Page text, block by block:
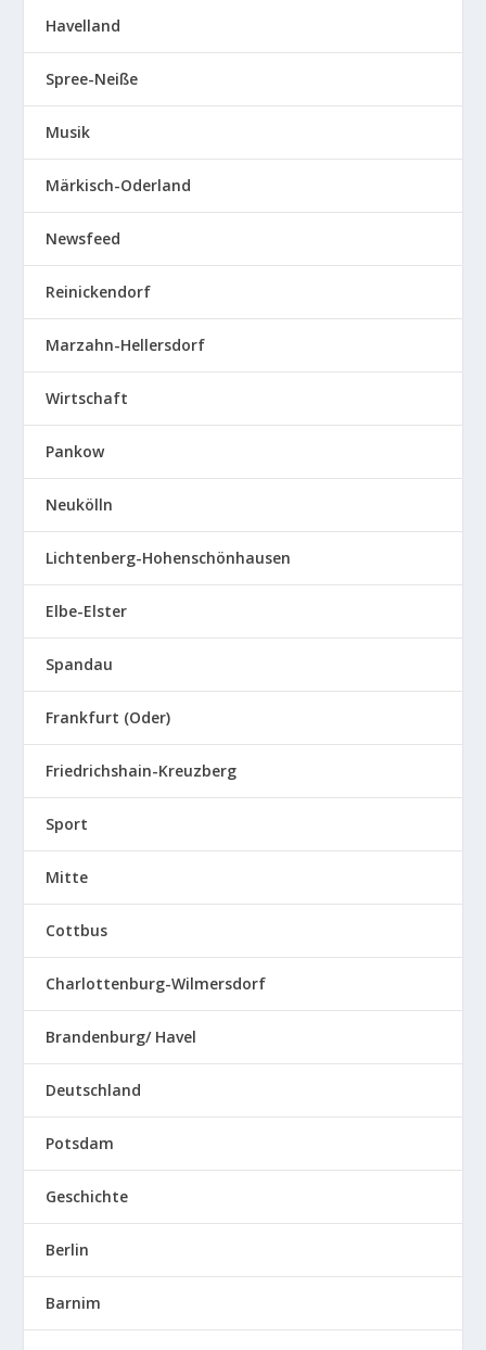
Havelland
Spree-Neiße
Musik
Märkisch-Oderland
Newsfeed
Reinickendorf
Marzahn-Hellersdorf
Wirtschaft
Pankow
Neukölln
Lichtenberg-Hohenschönhausen
Elbe-Elster
Spandau
Frankfurt (Oder)
Friedrichshain-Kreuzberg
Sport
Mitte
Cottbus
Charlottenburg-Wilmersdorf
Brandenburg/ Havel
Deutschland
Potsdam
Geschichte
Berlin
Barnim